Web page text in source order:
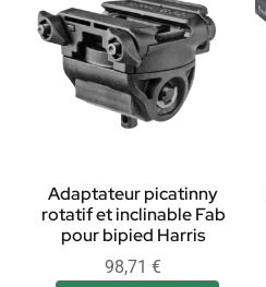
Adaptateur picatinny
rotatif et inclinable Fab
pour bipied Harris
98,71 €